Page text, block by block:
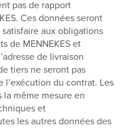
pas de rapport
Ces données seront
aux obligations
de MENNEKES et
de livraison
tiers ne seront pas
l’exécution du contrat. Les
la même mesure en
et
les autres données des